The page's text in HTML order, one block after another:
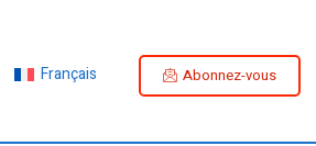
Français Abonnez-vous